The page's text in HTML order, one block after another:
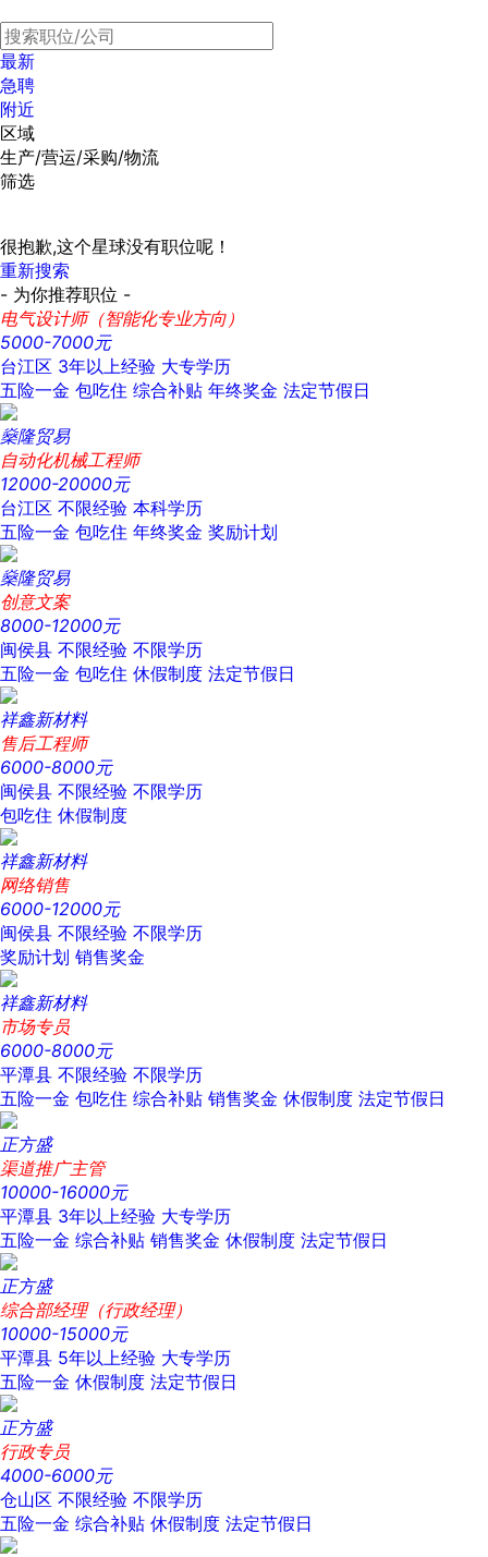
最新
急聘
附近
区域
生产/营运/采购/物流
筛选
很抱歉,这个星球没有职位呢！
重新搜索
- 为你推荐职位 -
电气设计师（智能化专业方向）
5000-7000元
台江区 3年以上经验 大专学历
五险一金 包吃住 综合补贴 年终奖金 法定节假日
燊隆贸易
自动化机械工程师
12000-20000元
台江区 不限经验 本科学历
五险一金 包吃住 年终奖金 奖励计划
燊隆贸易
创意文案
8000-12000元
闽侯县 不限经验 不限学历
五险一金 包吃住 休假制度 法定节假日
祥鑫新材料
售后工程师
6000-8000元
闽侯县 不限经验 不限学历
包吃住 休假制度
祥鑫新材料
网络销售
6000-12000元
闽侯县 不限经验 不限学历
奖励计划 销售奖金
祥鑫新材料
市场专员
6000-8000元
平潭县 不限经验 不限学历
五险一金 包吃住 综合补贴 销售奖金 休假制度 法定节假日
正方盛
渠道推广主管
10000-16000元
平潭县 3年以上经验 大专学历
五险一金 综合补贴 销售奖金 休假制度 法定节假日
正方盛
综合部经理（行政经理）
10000-15000元
平潭县 5年以上经验 大专学历
五险一金 休假制度 法定节假日
正方盛
行政专员
4000-6000元
仓山区 不限经验 不限学历
五险一金 综合补贴 休假制度 法定节假日